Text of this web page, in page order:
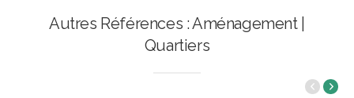
Autres Références : Aménagement |
Quartiers